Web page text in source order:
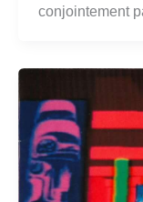
conjointement